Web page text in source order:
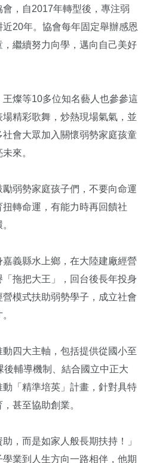
，自2017年轉型後，專注弱
20年。協會每年固定舉辦感恩
繼續努力向學，邁向自己美好
燦等10多位知名藝人也參參這
精彩歌舞，炒熱現場氣氣，並
會大眾加入關懷弱勢家庭孩童
來。
弱勢家庭孩子們，不要向命運
轉命運，有能力時再回饋社
義縣水上鄉，在大陸建廠經營
拖把大王」，回台後長年投身
模式扶助弱勢學子，成立社會
四大主軸，包括提供從國小至
輔導機制、結合國立中正大
「精準培英」計畫，針對具特
甚至協助創業。
，而是如家人般長期扶持！」
業到人生方向一路相伴，他期